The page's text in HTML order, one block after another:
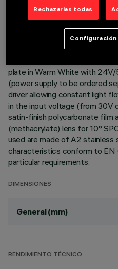
aluminium body, with zamak
silicone gaskets. Coated with
level of weather and UV ray
optical assembly is closed by
plate in Warm White with
(power supply to be ordered
driver allowing constant light
in the input voltage (from 30V
satin-finish polycarbonate film
(methacrylate) lens for 10°
used are made of A2 stainless
characteristics conform to EN
particular requirements.
DIMENSIONES
General (mm)
RENDIMIENTO TÉCNICO
Rechazarlas todas
Configuración